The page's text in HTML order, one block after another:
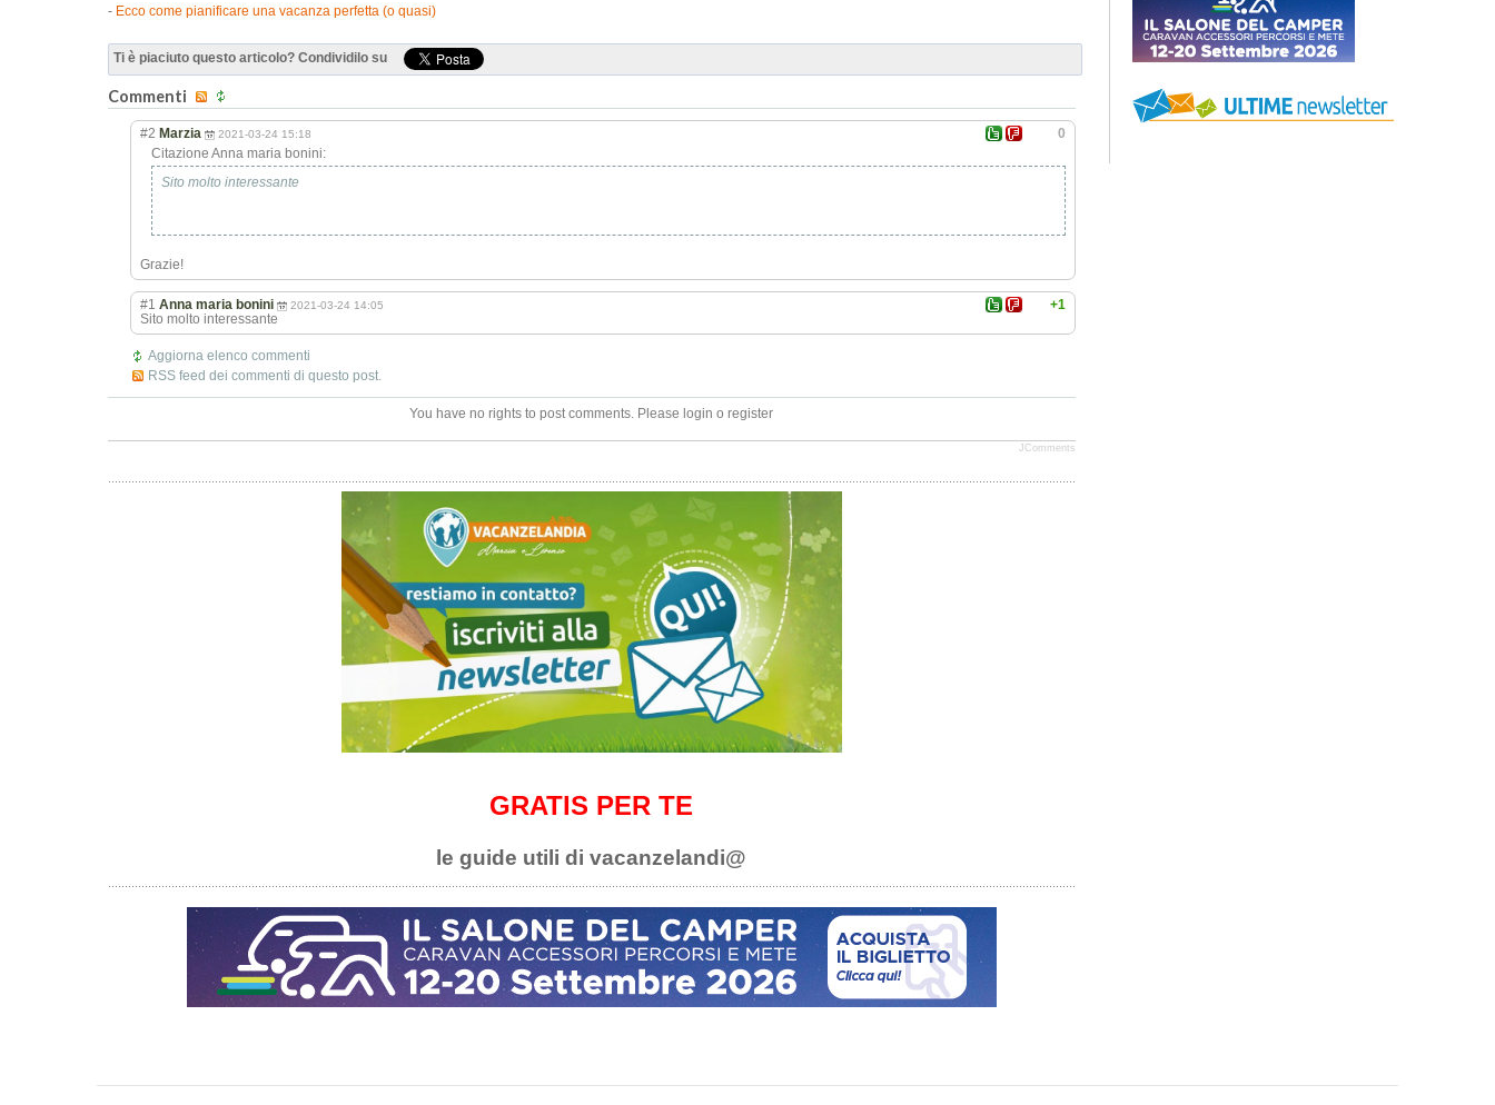
- Ecco come pianificare una vacanza perfetta (o quasi)
Ti è piaciuto questo articolo? Condividilo su
Commenti
0
#2 Marzia 2021-03-24 15:18
Citazione Anna maria bonini:
Sito molto interessante
Grazie!
+1
#1 Anna maria bonini 2021-03-24 14:05
Sito molto interessante
Aggiorna elenco commenti
RSS feed dei commenti di questo post.
You have no rights to post comments. Please login o register
JComments
GRATIS PER TE
le guide utili di vacanzelandi@